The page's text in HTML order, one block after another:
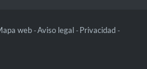
web -Aviso legal - Privacidad -